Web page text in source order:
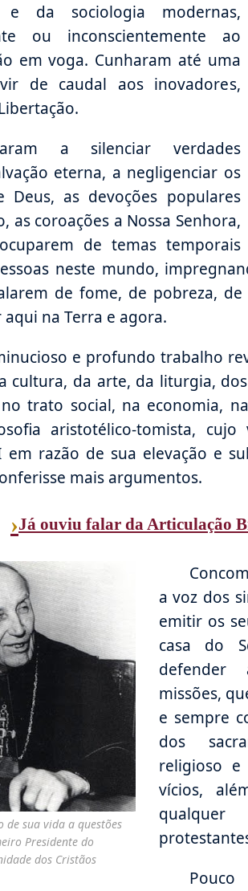
da sociologia modernas,
ou inconscientemente ao
em voga. Cunharam até uma
de caudal aos inovadores,
a silenciar verdades
eterna, a negligenciar os
Deus, as devoções populares
as coroações a Nossa Senhora,
de temas temporais
neste mundo,
de fome, de pobreza,
na Terra e agora.
e profundo trabalho
cultura, da arte, da liturgia,
trato social, na economia,
aristotélico-tomista,
em razão de sua elevação e
mais argumentos.
›Já ouviu falar da Articulação
de sua vida a questões
Presidente do
dos Cristãos
a voz dos
emitir os
casa do
defender
missões,
e sempre
dos
religioso
vícios,